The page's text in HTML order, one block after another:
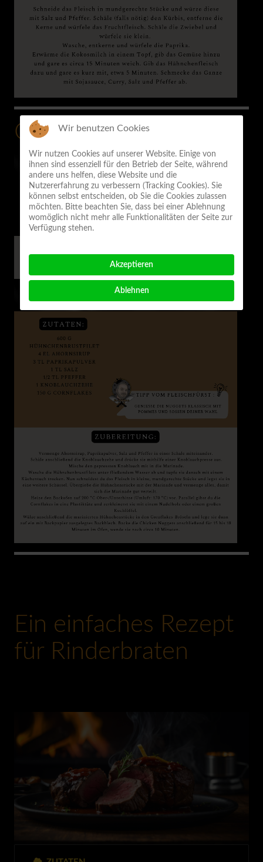
Chicken Nuggets
Ein einfaches Rezept
für Rinderbraten
Wir benutzen Cookies
Wir nutzen Cookies auf unserer Website. Einige von
ihnen sind essenziell für den Betrieb der Seite, während
andere uns helfen, diese Website und die
Nutzererfahrung zu verbessern (Tracking Cookies). Sie
können selbst entscheiden, ob Sie die Cookies zulassen
möchten. Bitte beachten Sie, dass bei einer Ablehnung
womöglich nicht mehr alle Funktionalitäten der Seite zur
Verfügung stehen.
Akzeptieren
Ablehnen